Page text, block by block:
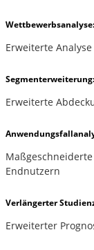
Wettbewerbsanalyse:
Erweiterte
Segmenterweiterung:
Erweiterte
Endnutzern
Verlängerter
Erweiterter